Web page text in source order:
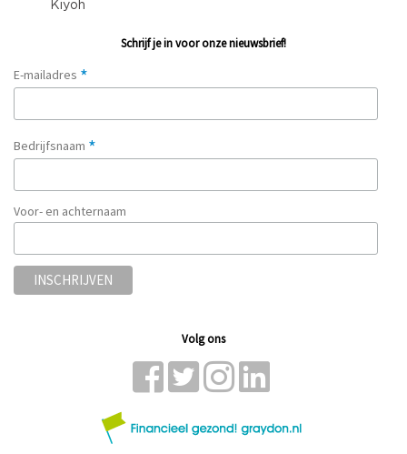
Schrijf je in voor onze nieuwsbrief!
E-mailadres *
Bedrijfsnaam *
Voor- en achternaam
Volg ons